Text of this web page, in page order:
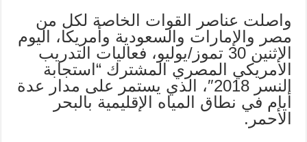
واصلت عناصر القوات الخاصة لكل من
مصر والإمارات والسعودية وأمريكا، اليوم
الاثنين 30 تموز/يوليو، فعاليات التدريب
الأمريكي المصري المشترك “استجابة
النسر 2018″، الذي يستمر على مدار عدة
أيام في نطاق المياه الإقليمية بالبحر
الأحمر.